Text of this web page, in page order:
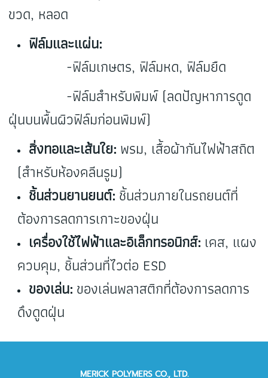
ขวด, หลอด
ฟิล์มและแผ่น:
-ฟิล์มเกษตร, ฟิล์มหด, ฟิล์มยืด
-ฟิล์มสำหรับพิมพ์ (ลดปัญหาการดูด
ฝุ่นบนพื้นผิวฟิล์มก่อนพิมพ์)
สิ่งทอและเส้นใย: พรม, เสื้อผ้ากันไฟฟ้าสถิต
(สำหรับห้องคลีนรูม)
ชิ้นส่วนยานยนต์: ชิ้นส่วนภายในรถยนต์ที่
ต้องการลดการเกาะของฝุ่น
เครื่องใช้ไฟฟ้าและอิเล็กทรอนิกส์: เคส, แผง
ควบคุม, ชิ้นส่วนที่ไวต่อ ESD
ของเล่น: ของเล่นพลาสติกที่ต้องการลดการ
ดึงดูดฝุ่น
MERICK POLYMERS CO., LTD.